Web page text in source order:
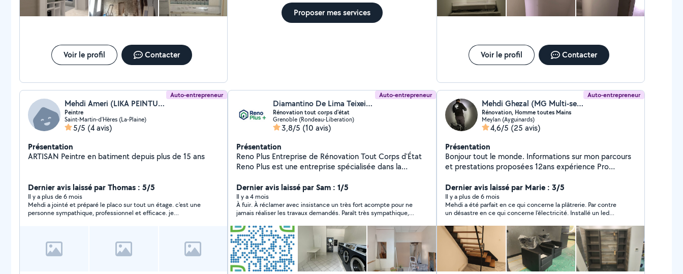
Voir le profil Contacter
Proposer mes services
Voir le profil Contacter
Auto-entrepreneur
Mehdi Ameri (LIKA PEINTURE)
Peintre
Saint-Martin-d'Hères (La-Plaine)
5/5 (4 avis)
Présentation
ARTISAN Peintre en batiment depuis plus de 15 ans
Dernier avis laissé par Thomas : 5/5
Il y a plus de 6 mois
Mehdi a jointé et préparé le placo sur tout un étage. c'est une
personne sympathique, professionnel et efficace. je
Auto-entrepreneur
Diamantino De Lima Teixeira (Reno Plus +)
Rénovation tout corps d'état
Grenoble (Rondeau-Liberation)
3,8/5 (10 avis)
Présentation
Reno Plus Entreprise de Rénovation Tout Corps d'État
Reno Plus est une entreprise spécialisée dans la
intervenant sur tous types de projets : maisons
individuelles, appartements, locaux commerciaux et
bureaux. Notre équipe regroupe l'ensemble des corps
de métiers du bâtiment maçonnerie, plomberie,
électricité, peinture, menuiserie, carrelage, isolation,
plâtrerie, et plus encore pour vous offrir une solution
clé en main et un chantier parfaitement coordonné.
Grâce à notre savoir-faire et notre exigence de qualité,
Reno Plus garantit des travaux réalisés dans les délais,
Dernier avis laissé par Sam : 1/5
Il y a 4 mois
À fuir. À réclamer avec insistance un très fort acompte pour ne
jamais réaliser les travaux demandés. Paraît très sympathique,
vous depuis qu’il a encaissé l’argent. Depuis ne répond plus.
Lire message ni aux appels. Cette personne n’est pas
professionnelle ni du métier. Il est seulement l’intermédiaire
d’autres Prestataire qui sont à niveau très amateurs. À fuir
totalement.
Auto-entrepreneur
Mehdi Ghezal (MG Multi-services)
Rénovation, Homme toutes Mains
Meylan (Ayguinards)
4,6/5 (25 avis)
Présentation
Bonjour tout le monde. Informations sur mon parcours
et prestations proposées 12ans expérience Pro
pour que vous soyez le plus satisfait de mes
prestations : honnêteté, rigueur, transparence, travail
soigné. L'entreprise MG Multi-services vous propose
différentes prestations t'elle que. - Rénovation de
logement (peinture, entoilage, ponçage Etc...) -
Menuiserie ( volets, fenêtre, porte, montage de
meuble, cuisine Etc..) - Nettoyage ( vitres, Diogène,
graffitis, terrasse Etc.. - Divers travaux (plomberie,
serrurerie Etc...) Pour particulier et professionnel
Dernier avis laissé par Marie : 3/5
Il y a plus de 6 mois
Mehdi a été parfait en ce qui concerne la plâtrerie. Par contre
un désastre en ce qui concerne l’électricité. Installé un led